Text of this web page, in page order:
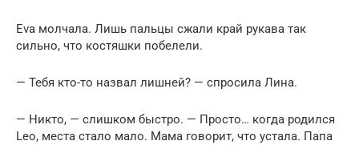
Eva молчала. Лишь пальцы сжали край рукава так
сильно, что костяшки побелели.
— Тебя кто-то назвал лишней? — спросила Лина.
— Никто, — слишком быстро. — Просто… когда родился
Leo, места стало мало. Мама говорит, что устала. Папа